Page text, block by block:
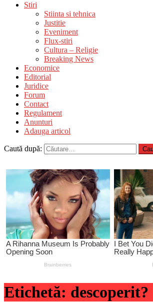
Stiri
Stiinta si tehnica
Justitie
Eveniment
Flux-stiri
Cultura – Religie
Breaking News
Economice
Editorial
Juridice
Forum
Contact
Regulament
Anunturi
Adauga articol
Caută după:
Etichetă: descoperit?